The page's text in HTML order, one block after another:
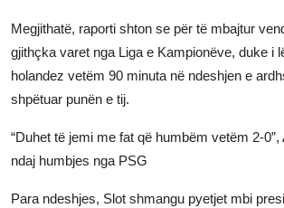
Megjithatë, raporti shton se për të mbajtur
gjithçka varet nga Liga e Kampionëve, duke i
holandez vetëm 90 minuta në ndeshjen e
shpëtuar punën e tij.
“Duhet të jemi me fat që humbëm vetëm 2-
ndaj humbjes nga PSG
Para ndeshjes, Slot shmangu pyetjet mbi